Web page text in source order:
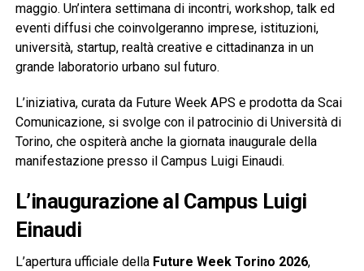
maggio. Un’intera settimana di incontri, workshop, talk ed
eventi diffusi che coinvolgeranno imprese, istituzioni,
università, startup, realtà creative e cittadinanza in un
grande laboratorio urbano sul futuro.
L’iniziativa, curata da Future Week APS e prodotta da Scai
Comunicazione, si svolge con il patrocinio di Università di
Torino, che ospiterà anche la giornata inaugurale della
manifestazione presso il Campus Luigi Einaudi.
L’inaugurazione al Campus Luigi
Einaudi
L’apertura ufficiale della Future Week Torino 2026,